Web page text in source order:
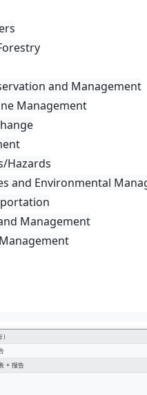
and Management
Management
Hazards
and Environmental
Management
）
+ 报告